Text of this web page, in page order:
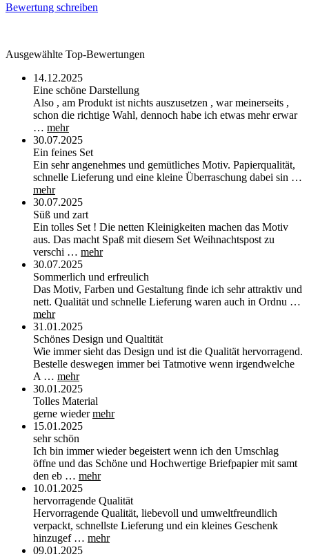
Bewertung schreiben
Ausgewählte Top-Bewertungen
14.12.2025
Eine schöne Darstellung
Also , am Produkt ist nichts auszusetzen , war meinerseits ,
schon die richtige Wahl, dennoch habe ich etwas mehr erwar
… mehr
30.07.2025
Ein feines Set
Ein sehr angenehmes und gemütliches Motiv. Papierqualität,
schnelle Lieferung und eine kleine Überraschung dabei sin …
mehr
30.07.2025
Süß und zart
Ein tolles Set ! Die netten Kleinigkeiten machen das Motiv
aus. Das macht Spaß mit diesem Set Weihnachtspost zu
verschi … mehr
30.07.2025
Sommerlich und erfreulich
Das Motiv, Farben und Gestaltung finde ich sehr attraktiv und
nett. Qualität und schnelle Lieferung waren auch in Ordnu …
mehr
31.01.2025
Schönes Design und Qualtität
Wie immer sieht das Design und ist die Qualität hervorragend.
Bestelle deswegen immer bei Tatmotive wenn irgendwelche
A … mehr
30.01.2025
Tolles Material
gerne wiedermehr
15.01.2025
sehr schön
Ich bin immer wieder begeistert wenn ich den Umschlag
öffne und das Schöne und Hochwertige Briefpapier mit samt
den eb … mehr
10.01.2025
hervorragende Qualität
Hervorragende Qualität, liebevoll und umweltfreundlich
verpackt, schnellste Lieferung und ein kleines Geschenk
hinzugef … mehr
09.01.2025